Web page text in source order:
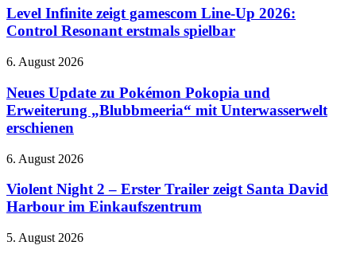
Video
zeigt
gamescom
Line-
2026:
Resonant
erstmals
spielbar
Level Infinite zeigt gamescom Line-Up 2026:
Control Resonant erstmals spielbar
Neues
zu
Pokémon
Pokopia
und
„Blubbmeeria“
Unterwasserwelt
erschienen
6. August 2026
Neues Update zu Pokémon Pokopia und
Erweiterung „Blubbmeeria“ mit Unterwasserwelt
erschienen
Violent
2
–
Erster
zeigt
6. August 2026
Violent Night 2 – Erster Trailer zeigt Santa David
Harbour im Einkaufszentrum
Milestone
5. August 2026